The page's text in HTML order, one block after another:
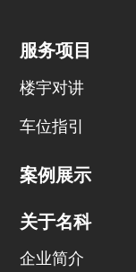
服务项目
楼宇对讲
车位指引
案例展示
关于名科
企业简介